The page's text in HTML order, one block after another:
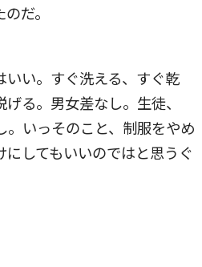
だ。
いい。すぐ洗える、すぐ乾
る。男女差なし。生徒、
いっそのこと、制服をやめ
してもいいのではと思うぐ